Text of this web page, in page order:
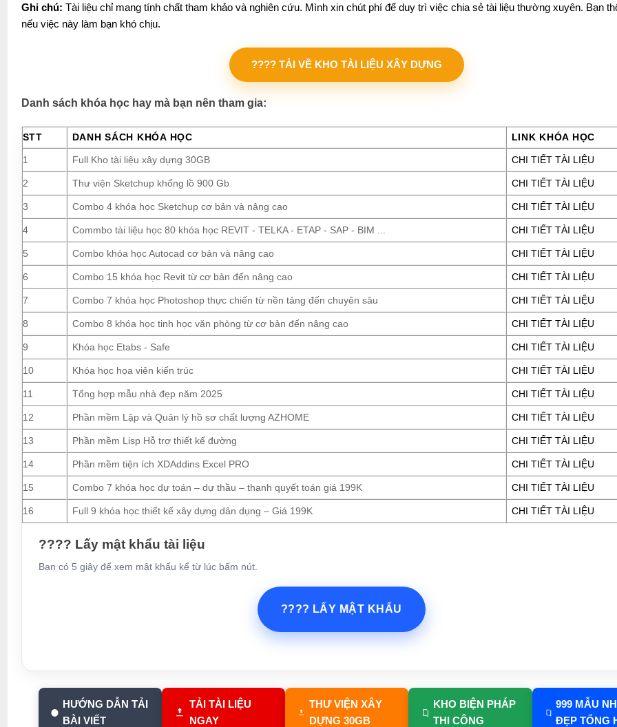
Ghi chú: Tài liệu chỉ mang tính chất tham khảo và nghiên cứu. Mình xin chút phí để duy trì việc chia sẻ tài liệu thường xuyên. Bạn
nếu việc này làm bạn khó chịu.
???? TẢI VỀ KHO TÀI LIỆU XÂY DỰNG
Danh sách khóa học hay mà bạn nên tham gia:
STT DANH SÁCH KHÓA HỌC LINK KHÓA HỌC
1 Full Kho tài liệu xây dựng 30GB CHI TIẾT TÀI LIỆU
2 Thư viện Sketchup khổng lồ 900 Gb CHI TIẾT TÀI LIỆU
3 Combo 4 khóa học Sketchup cơ bản và nâng cao CHI TIẾT TÀI LIỆU
4 Commbo tài liệu học 80 khóa học REVIT - TELKA - ETAP - SAP - BIM ... CHI TIẾT TÀI LIỆU
5 Combo khóa học Autocad cơ bản và nâng cao CHI TIẾT TÀI LIỆU
6 Combo 15 khóa học Revit từ cơ bản đến nâng cao CHI TIẾT TÀI LIỆU
7 Combo 7 khóa học Photoshop thực chiến từ nền tảng đến chuyên sâu CHI TIẾT TÀI LIỆU
8 Combo 8 khóa học tinh học văn phòng từ cơ bản đến nâng cao CHI TIẾT TÀI LIỆU
9 Khóa học Etabs - Safe CHI TIẾT TÀI LIỆU
10 Khóa học họa viên kiến trúc CHI TIẾT TÀI LIỆU
11 Tổng hợp mẫu nhà đẹp năm 2025 CHI TIẾT TÀI LIỆU
12 Phần mềm Lập và Quản lý hồ sơ chất lượng AZHOME CHI TIẾT TÀI LIỆU
13 Phần mềm Lisp Hỗ trợ thiết kế đường CHI TIẾT TÀI LIỆU
14 Phần mềm tiện ích XDAddins Excel PRO CHI TIẾT TÀI LIỆU
15 Combo 7 khóa học dự toán – dự thầu – thanh quyết toán giá 199K CHI TIẾT TÀI LIỆU
16 Full 9 khóa học thiết kế xây dựng dân dụng – Giá 199K CHI TIẾT TÀI LIỆU
???? Lấy mật khẩu tài liệu
Bạn có 5 giây để xem mật khẩu kể từ lúc bấm nút.
???? LẤY MẬT KHẨU
HƯỚNG DẪN TẢI
BÀI VIẾT
TẢI TÀI LIỆU
NGAY
THƯ VIỆN XÂY
DỰNG 30GB
KHO BIỆN PHÁP
THI CÔNG
999 MẪU
ĐẸP TỔNG